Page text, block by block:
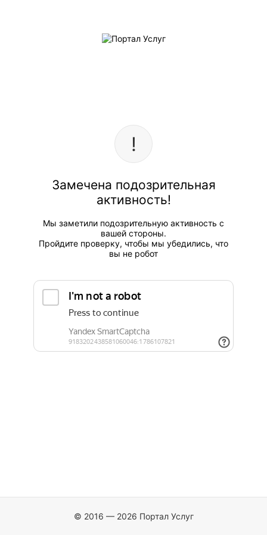
Замечена подозрительная
активность!
Мы заметили подозрительную активность с
вашей стороны.
Пройдите проверку, чтобы мы убедились, что
вы не робот
© 2016 — 2026 Портал Услуг